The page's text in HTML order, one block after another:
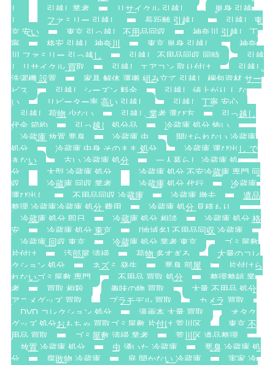
し
引越し業者 リサイクル 引越し
単身 引越
し
ファミリー 引越し 長距離 引越し
引越し 東
京 安い
東京 引っ越し 不用品回収
神奈川 引越し 丁
寧
格安 引越し 神奈川 東京 単身 引越し
神奈
川 ファミリー 引っ越し
引越し 不用品回収 同時
引越
し リサイクル 買取
引越し エアコン 取り付け
引越し
洗濯機 設置
家具 解体 運搬 組み立て 引越し 梱包資材 サー
ビス
引越し シーズン 料金
引越し 値上がり しな
い
リピーター率 高い 引越し
引越し 丁寧 安心
引越し 荷物 少ない
引越し 業者 選び方
引っ越し
代金 節約
引っ越し 処分品
冷蔵庫 処分 怖い
冷蔵庫 放置 悪臭
冷蔵庫 虫
開けられない 冷蔵庫
処分
冷蔵庫 中身 そのまま 処分
冷蔵庫 運び出し で
きない
古い 冷蔵庫 処分
一人暮らし 冷蔵庫 処
分
大型 冷蔵庫 処分
冷蔵庫 処分 不安冷蔵庫 専門 回
収
冷蔵庫 回収 業者 冷蔵庫 処分 代行
冷蔵庫
運び出し
不用品回収 冷蔵庫 冷蔵庫 撤去
遺品
整理 冷蔵庫冷蔵庫 処分 費用
冷蔵庫 処分 見積もり
冷蔵庫 処分 即日
冷蔵庫 処分 相談
冷蔵庫 処分 格
安
冷蔵庫 処分 東京
[地域名] 不用品回収 冷蔵庫
冷蔵庫 回収 東京
冷蔵庫 処分 業者 東京
ゴミ屋敷
片付け
汚部屋 清掃 荷物 多すぎる
大量のコレ
クション 処分
ネズミ 発生 悪臭 部屋
片付けら
れないゴミ屋敷 専門
不用品 買取 処分
整理整頓 業
者
買取 相殺 趣味の物 買取
大量 不用品 処分
アニメグッズ 買取
プラモデル 買取
カメラ 買取
DVD コレクション 処分
漫画本 大量 買取
オタク
グッズ 処分おもちゃ 買取ゴミ屋敷 片付け 荒川区
東京 不
用品 買取
ゴミ屋敷 清掃 業者
荒川区 遺品整理
放置 冷蔵庫 処分
虫 湧いた 冷蔵庫
悪臭 冷蔵庫 処
分
腐敗物 冷蔵庫 扉 開かない 冷蔵庫
実家 冷